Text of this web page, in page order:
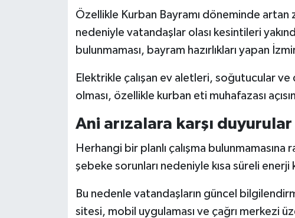
Özellikle Kurban Bayramı döneminde artan
nedeniyle vatandaşlar olası kesintileri
bulunmaması, bayram hazırlıkları yapan
Elektrikle çalışan ev aletleri, soğutucular ve
olması, özellikle kurban eti muhafazası
Ani arızalara karşı
Herhangi bir planlı çalışma
şebeke sorunları nedeniyle kısa süreli
Bu nedenle vatandaşların güncel
sitesi, mobil uygulaması ve çağrı merkezi